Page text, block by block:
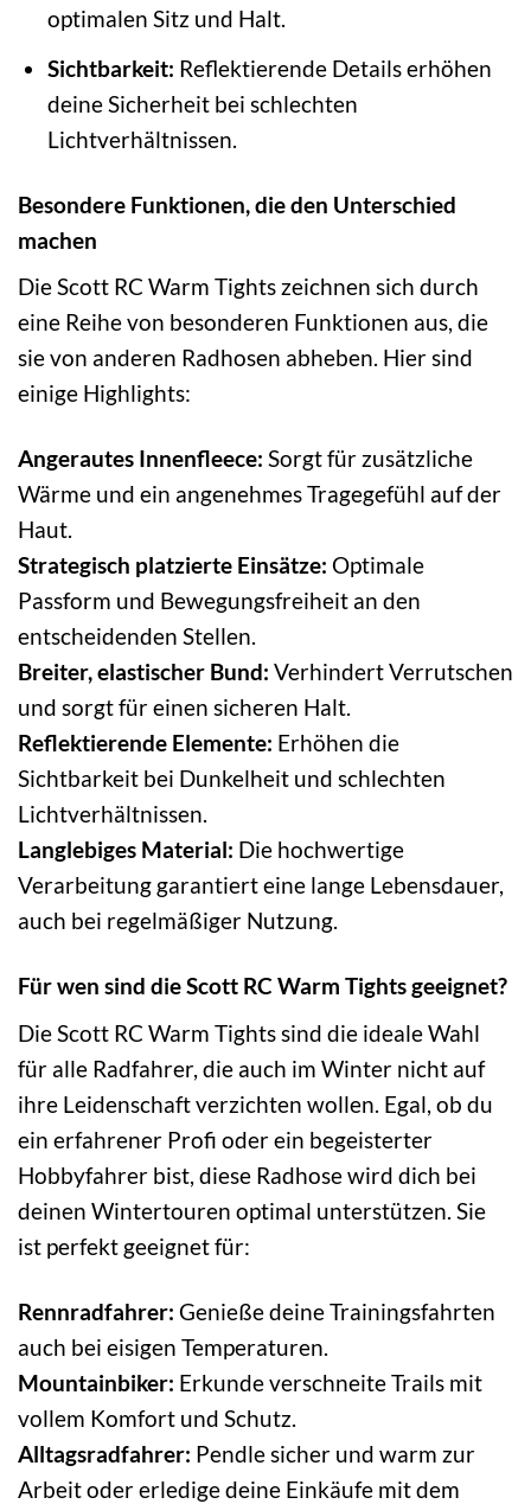
optimalen Sitz und Halt.
Sichtbarkeit: Reflektierende Details erhöhen
deine Sicherheit bei schlechten
Lichtverhältnissen.
Besondere Funktionen, die den Unterschied
machen
Die Scott RC Warm Tights zeichnen sich durch
eine Reihe von besonderen Funktionen aus, die
sie von anderen Radhosen abheben. Hier sind
einige Highlights:
Angerautes Innenfleece: Sorgt für zusätzliche
Wärme und ein angenehmes Tragegefühl auf der
Haut.
Strategisch platzierte Einsätze: Optimale
Passform und Bewegungsfreiheit an den
entscheidenden Stellen.
Breiter, elastischer Bund: Verhindert Verrutschen
und sorgt für einen sicheren Halt.
Reflektierende Elemente: Erhöhen die
Sichtbarkeit bei Dunkelheit und schlechten
Lichtverhältnissen.
Langlebiges Material: Die hochwertige
Verarbeitung garantiert eine lange Lebensdauer,
auch bei regelmäßiger Nutzung.
Für wen sind die Scott RC Warm Tights geeignet?
Die Scott RC Warm Tights sind die ideale Wahl
für alle Radfahrer, die auch im Winter nicht auf
ihre Leidenschaft verzichten wollen. Egal, ob du
ein erfahrener Profi oder ein begeisterter
Hobbyfahrer bist, diese Radhose wird dich bei
deinen Wintertouren optimal unterstützen. Sie
ist perfekt geeignet für:
Rennradfahrer: Genieße deine Trainingsfahrten
auch bei eisigen Temperaturen.
Mountainbiker: Erkunde verschneite Trails mit
vollem Komfort und Schutz.
Alltagsradfahrer: Pendle sicher und warm zur
Arbeit oder erledige deine Einkäufe mit dem